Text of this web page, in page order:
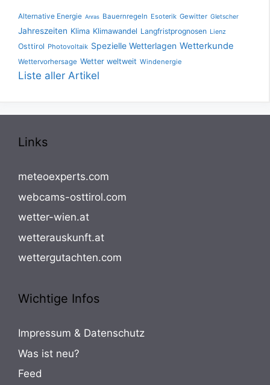
Alternative Energie Anras Bauernregeln Esoterik Gewitter Gletscher
Jahreszeiten Klima Klimawandel Langfristprognosen Lienz
Osttirol Photovoltaik Spezielle Wetterlagen Wetterkunde
Wettervorhersage Wetter weltweit Windenergie
Liste aller Artikel
Links
meteoexperts.com
webcams-osttirol.com
wetter-wien.at
wetterauskunft.at
wettergutachten.com
Wichtige Infos
Impressum & Datenschutz
Was ist neu?
Feed